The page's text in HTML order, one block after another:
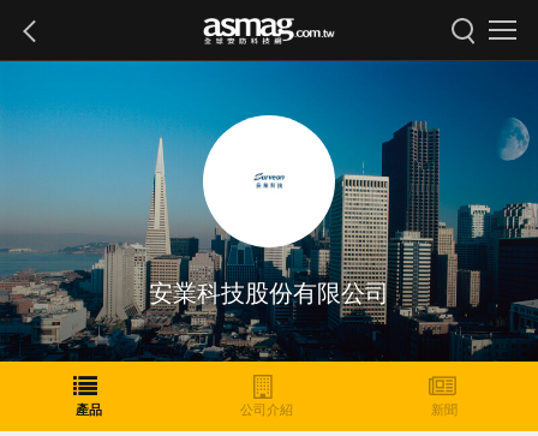
安業科技股份有限公司
產品 公司介紹 新聞